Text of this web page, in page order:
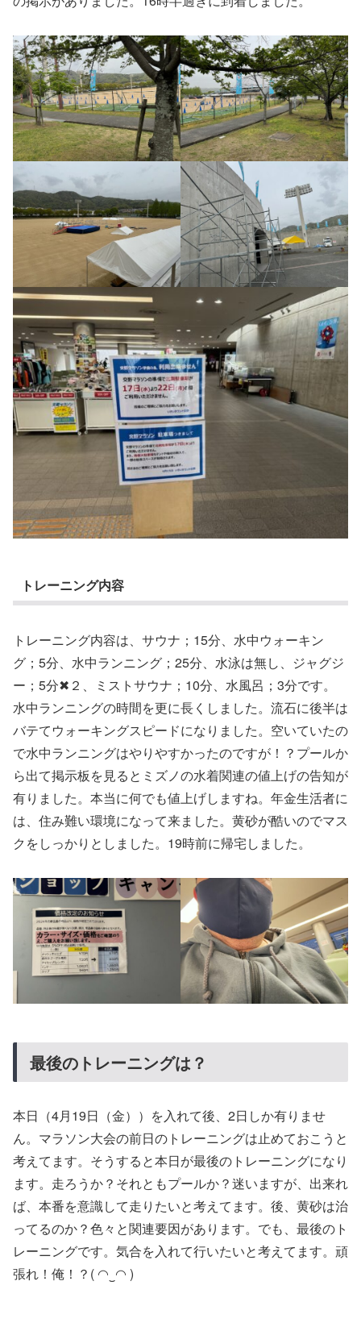
トレーニング内容
トレーニング内容は、サウナ；15分、水中ウォーキン
グ；5分、水中ランニング；25分、水泳は無し、ジャグジ
ー；5分✖︎２、ミストサウナ；10分、水風呂；3分です。
水中ランニングの時間を更に長くしました。流石に後半は
バテてウォーキングスピードになりました。空いていたの
で水中ランニングはやりやすかったのですが！？プールか
ら出て掲示板を見るとミズノの水着関連の値上げの告知が
有りました。本当に何でも値上げしますね。年金生活者に
は、住み難い環境になって来ました。黄砂が酷いのでマス
クをしっかりとしました。19時前に帰宅しました。
最後のトレーニングは？
本日（4月19日（金））を入れて後、2日しか有りませ
ん。マラソン大会の前日のトレーニングは止めておこうと
考えてます。そうすると本日が最後のトレーニングになり
ます。走ろうか？それともプールか？迷いますが、出来れ
ば、本番を意識して走りたいと考えてます。後、黄砂は治
ってるのか？色々と関連要因があります。でも、最後のト
レーニングです。気合を入れて行いたいと考えてます。頑
張れ！俺！？( ◠‿◠ )